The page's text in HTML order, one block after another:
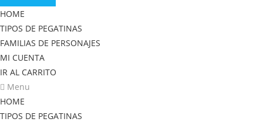
HOME
TIPOS DE PEGATINAS
FAMILIAS DE PERSONAJES
MI CUENTA
IR AL CARRITO
Menu
HOME
TIPOS DE PEGATINAS